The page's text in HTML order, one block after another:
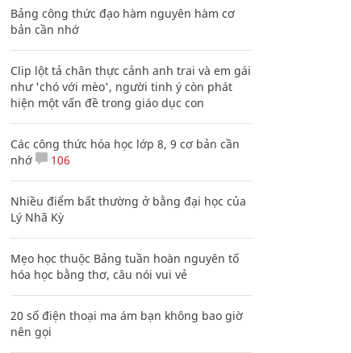
Bảng công thức đạo hàm nguyên hàm cơ
bản cần nhớ
Clip lột tả chân thực cảnh anh trai và em gái
như 'chó với mèo', người tinh ý còn phát
hiện một vấn đề trong giáo dục con
Các công thức hóa học lớp 8, 9 cơ bản cần
nhớ
106
Nhiều điểm bất thường ở bằng đại học của
Lý Nhã Kỳ
Mẹo học thuộc Bảng tuần hoàn nguyên tố
hóa học bằng thơ, câu nói vui vẻ
20 số điện thoại ma ám bạn không bao giờ
nên gọi